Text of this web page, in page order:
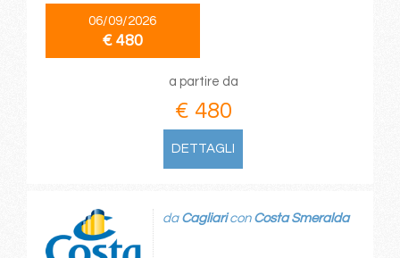
06/09/2026
€ 480
a partire da
€ 480
DETTAGLI
da Cagliaricon Costa Smeralda